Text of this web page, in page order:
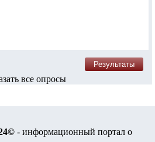
все опросы
- информационный портал о